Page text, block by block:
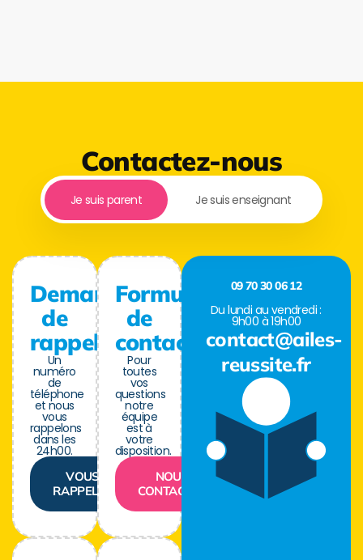
Contactez-nous
Je suis parent Je suis enseignant
Demande
de
rappel
Un
numéro
de
téléphone
et nous
vous
rappelons
dans les
24h00.
VOUS
RAPPELER
Formulaire
de
contact
Pour
toutes
vos
questions
notre
équipe
est à
votre
disposition.
NOUS
CONTACTER
09 70 30 06 12
Du lundi au vendredi :
9h00 à 19h00
contact@ailes-
reussite.fr